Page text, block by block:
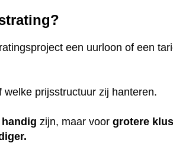
een uurloon of een
prijsstructuur zij hanteren.
handig zijn, maar voorgrotere